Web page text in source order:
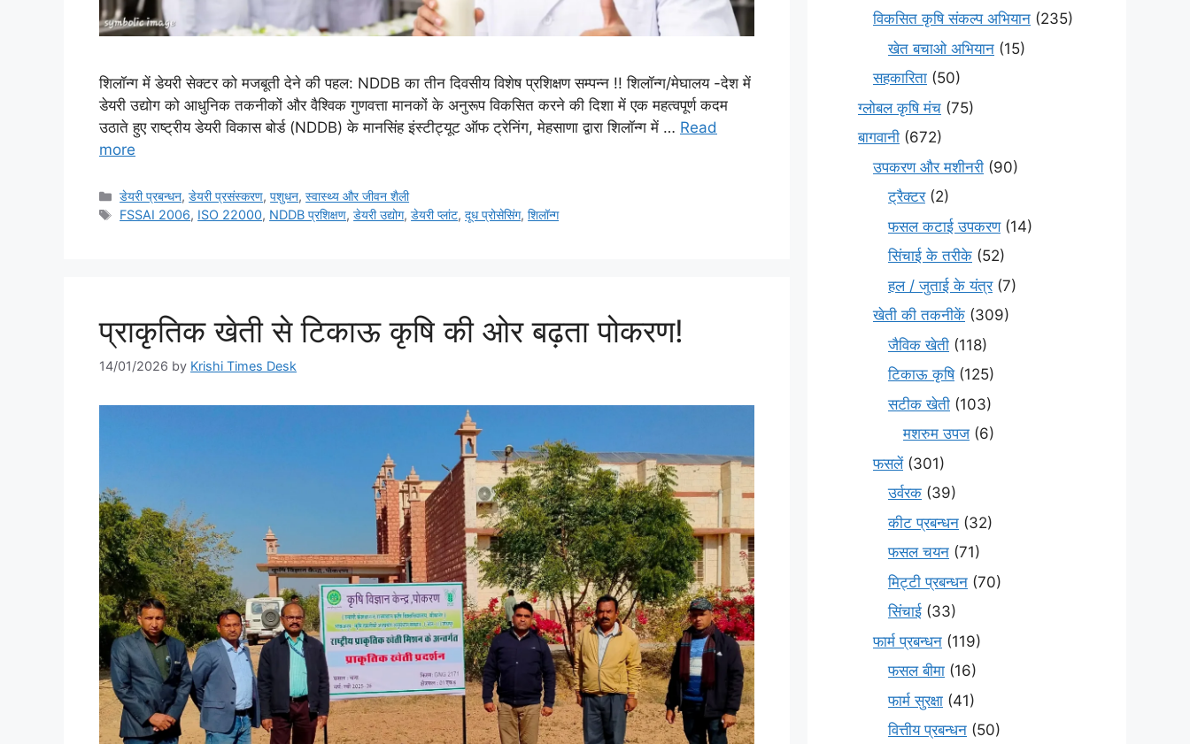
शिलॉन्ग में डेयरी सेक्टर को मजबूती देने की पहल: NDDB का तीन दिवसीय विशेष प्रशिक्षण सम्पन्न !! शिलॉन्ग/मेघालय -देश में
डेयरी उद्योग को आधुनिक तकनीकों और वैश्विक गुणवत्ता मानकों के अनुरूप विकसित करने की दिशा में एक महत्वपूर्ण कदम
उठाते हुए राष्ट्रीय डेयरी विकास बोर्ड (NDDB) के मानसिंह इंस्टीट्यूट ऑफ ट्रेनिंग, मेहसाणा द्वारा शिलॉन्ग में … Read
more
डेयरी प्रबन्धन,डेयरी प्रसंस्करण,पशुधन,स्वास्थ्य और जीवन शैली
FSSAI 2006, ISO 22000, NDDB प्रशिक्षण,डेयरी उद्योग,डेयरी प्लांट,दूध प्रोसेसिंग,शिलॉन्ग
प्राकृतिक खेती से टिकाऊ कृषि की ओर बढ़ता पोकरण!
14/01/2026 by Krishi Times Desk
विकसित कृषि संकल्प अभियान (235)
खेत बचाओ अभियान (15)
सहकारिता (50)
ग्लोबल कृषि मंच (75)
बागवानी (672)
उपकरण और मशीनरी (90)
ट्रैक्टर(2)
फसल कटाई उपकरण(14)
सिंचाई के तरीके (52)
हल / जुताई के यंत्र(7)
खेती की तकनीकें (309)
जैविक खेती (118)
टिकाऊ कृषि(125)
सटीक खेती (103)
मशरुम उपज (6)
फसलें(301)
उर्वरक (39)
कीट प्रबन्धन (32)
फसल चयन (71)
मि‌ट्टी प्रबन्धन (70)
सिंचाई (33)
फार्म प्रबन्धन (119)
फसल बीमा (16)
फार्म सुरक्षा (41)
वित्तीय प्रबन्धन (50)